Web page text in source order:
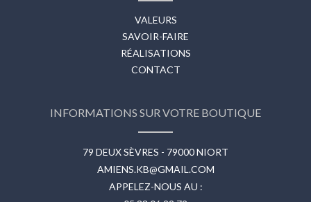
VALEURS
SAVOIR-FAIRE
RÉALISATIONS
CONTACT
INFORMATIONS SUR VOTRE BOUTIQUE
79 DEUX SÈVRES - 79000 NIORT
AMIENS.KB@GMAIL.COM
APPELEZ-NOUS AU :